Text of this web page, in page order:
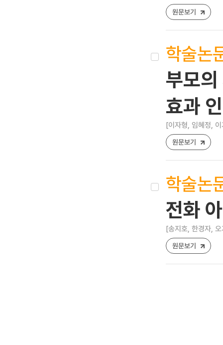
원문보기
학술논
부모
효과
[이자형, 임혜정,
원문보기
학술논
전화
[송지호, 한경자,
원문보기